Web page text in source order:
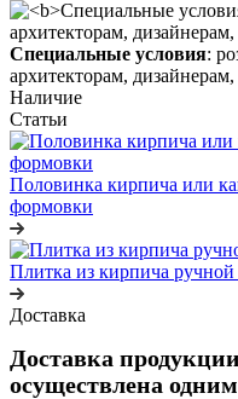
Специальные условия:
архитекторам,
Наличие
Статьи
Половинка кирпича или
формовки
Плитка из кирпича
Доставка
Доставка
осуществлена